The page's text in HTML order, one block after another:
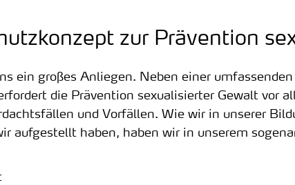
zur Prävention
ein großes Anliegen. Neben einer
die Prävention sexualisierter Gewalt vor
und Vorfällen. Wie wir in unserer
aufgestellt haben, haben wir in unserem